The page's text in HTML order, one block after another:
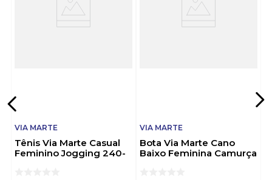
mulheres que buscam estilo e qualidade em cada
passo. Escolher Via Marte é apostar em design atual
e durabilidade. Via Marte: onde seu estilo encontra o
VIA MARTE
Tênis Via Marte Casual
Feminino Jogging 240-
VIA MARTE
Bota Via Marte Cano
Baixo Feminina Camurça